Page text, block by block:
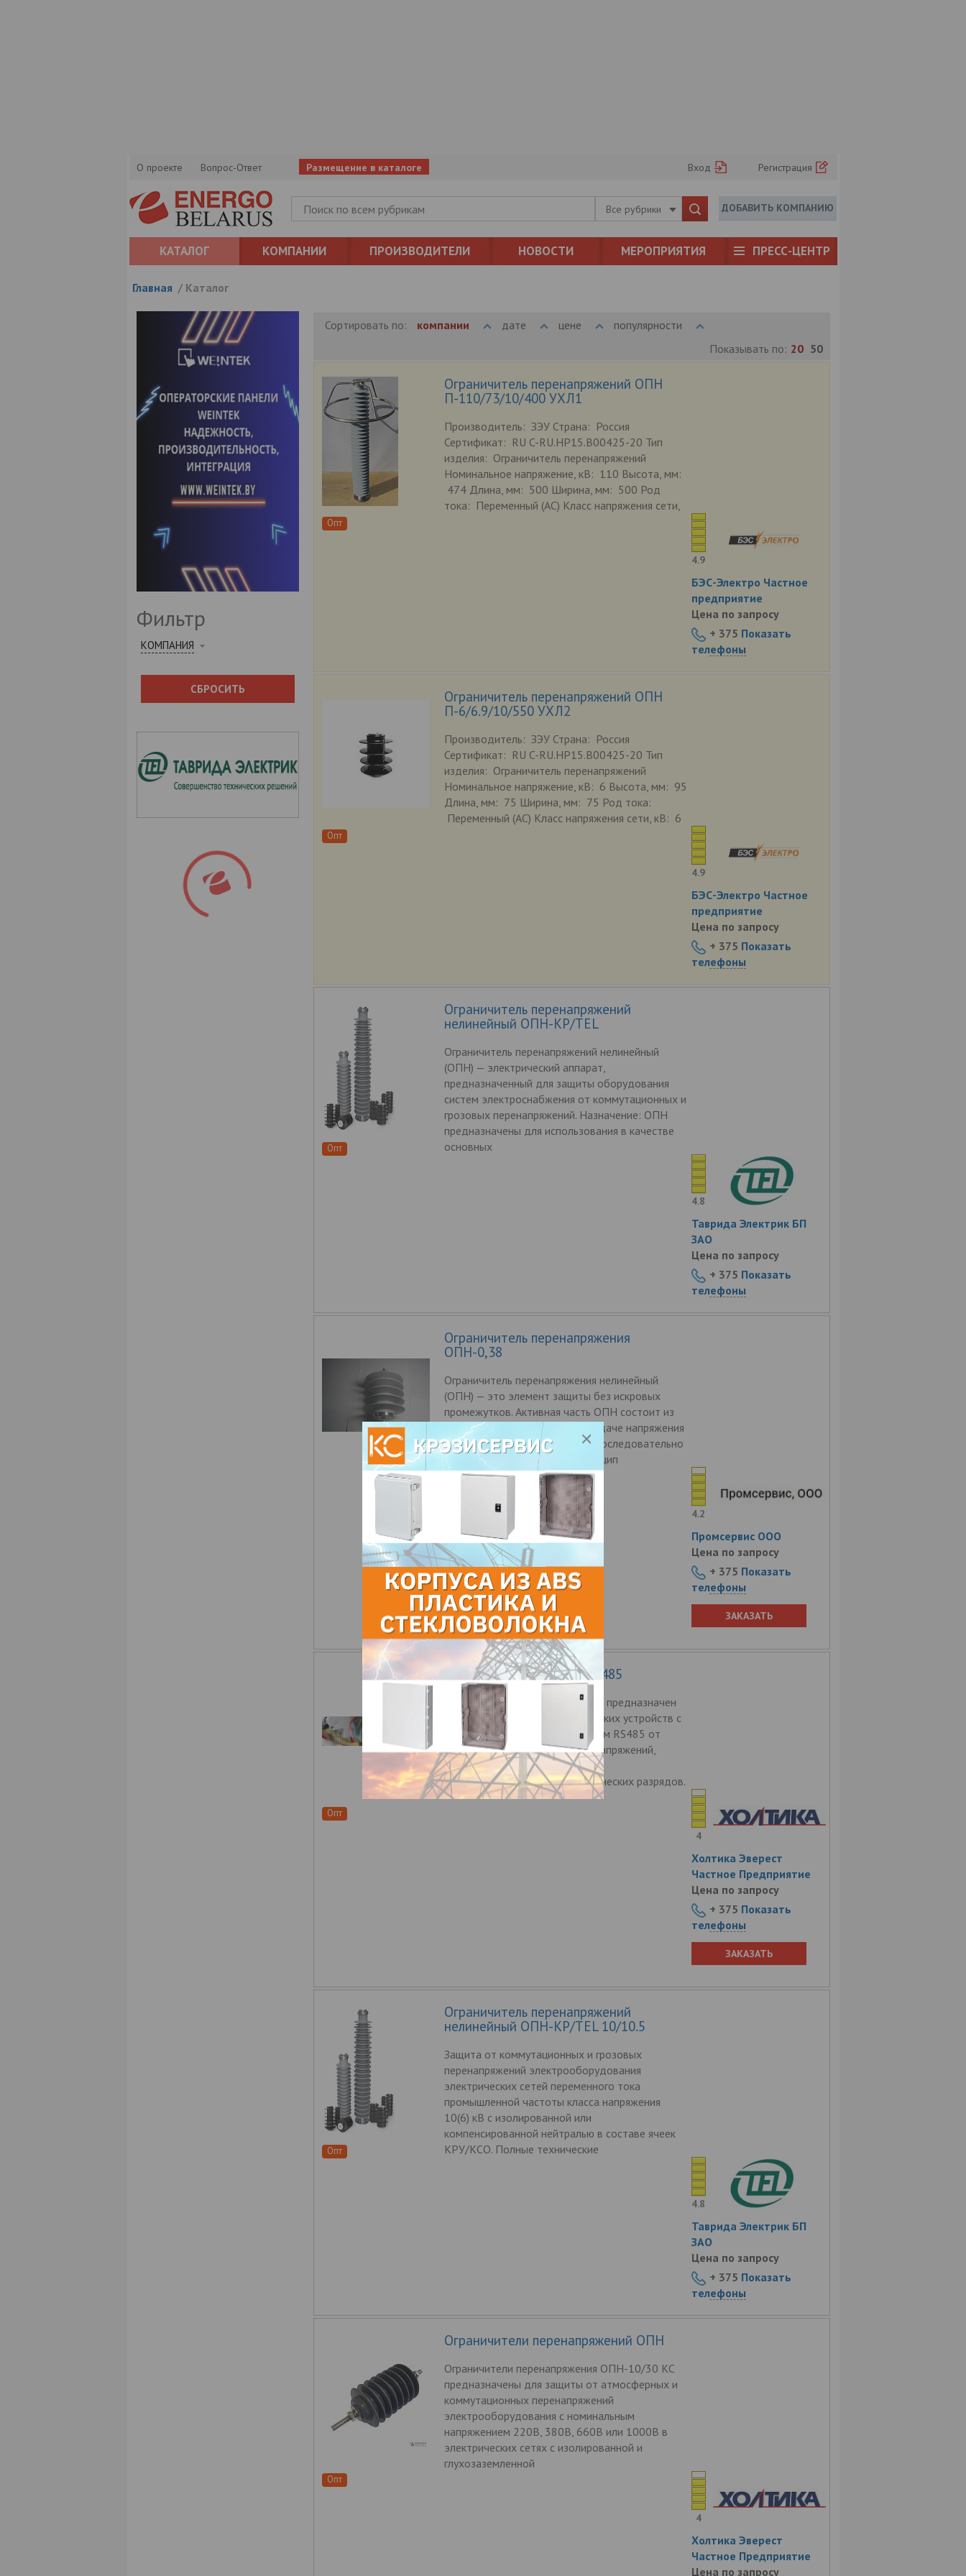
О проекте Вопрос-Ответ Размещение в каталоге Вход Регистрация
Все рубрики ДОБАВИТЬ КОМПАНИЮ
КАТАЛОГ КОМПАНИИ ПРОИЗВОДИТЕЛИ НОВОСТИ МЕРОПРИЯТИЯ ПРЕСС-ЦЕНТР
Главная / Каталог
Сортировать по: компании дате цене
популярности
Показывать по: 20 50
Фильтр
КОМПАНИЯ
СБРОСИТЬ
Опт
Ограничитель перенапряжений ОПН
П-110/73/10/400 УХЛ1
Производитель: ЗЭУ Страна: Россия
Сертификат: RU C-RU.HP15.B00425-20 Тип
изделия: Ограничитель перенапряжений
Номинальное напряжение, кВ: 110 Высота, мм:
474 Длина, мм: 500 Ширина, мм: 500 Род
тока: Переменный (AC) Класс напряжения сети,
4.9
БЭС-Электро Частное
предприятие
Цена по запросу
+ 375 Показать
телефоны
Опт
Ограничитель перенапряжений ОПН
П-6/6.9/10/550 УХЛ2
Производитель: ЗЭУ Страна: Россия
Сертификат: RU C-RU.HP15.B00425-20 Тип
изделия: Ограничитель перенапряжений
Номинальное напряжение, кВ: 6 Высота, мм: 95
Длина, мм: 75 Ширина, мм: 75 Род тока:
Переменный (AC) Класс напряжения сети, кВ: 6
4.9
БЭС-Электро Частное
предприятие
Цена по запросу
+ 375 Показать
телефоны
Опт
Ограничитель перенапряжений
нелинейный ОПН-КР/TEL
Ограничитель перенапряжений нелинейный
(ОПН) — электрический аппарат,
предназначенный для защиты оборудования
систем электроснабжения от коммутационных и
грозовых перенапряжений. Назначение: ОПН
предназначены для использования в качестве
основных
4.8
Таврида Электрик БП
ЗАО
Цена по запросу
+ 375 Показать
телефоны
Ограничитель перенапряжения
ОПН-0,38
Ограничитель перенапряжения нелинейный
(ОПН) — это элемент защиты без искровых
промежутков. Активная часть ОПН состоит из
легированного металла, при подаче напряжения
он ведет себя как множество последовательно
соединенных варисторов. Принцип
4.2
Промсервис ООО
Цена по запросу
+ 375 Показать
телефоны
ЗАКАЗАТЬ
Опт
Модуль грозозащиты МГ-485
Модуль грозозащиты «МГ-485» предназначен
для защиты одного или нескольких устройств с
последовательным интерфейсом RS485 от
воздействия импульсных перенапряжений,
возникающих при воздействии
электромагнитных и/ или статических разрядов.
4
Холтика Эверест
Частное Предприятие
Цена по запросу
+ 375 Показать
телефоны
ЗАКАЗАТЬ
Опт
Ограничитель перенапряжений
нелинейный ОПН-КР/TEL 10/10.5
Защита от коммутационных и грозовых
перенапряжений электрооборудования
электрических сетей переменного тока
промышленной частоты класса напряжения
10(6) кВ с изолированной или
компенсированной нейтралью в составе ячеек
КРУ/КСО. Полные технические
4.8
Таврида Электрик БП
ЗАО
Цена по запросу
+ 375 Показать
телефоны
Опт
Ограничители перенапряжений ОПН
Ограничители перенапряжения ОПН-10/30 КС
предназначены для защиты от атмосферных и
коммутационных перенапряжений
электрооборудования с номинальным
напряжением 220В, 380В, 660В или 1000В в
электрических сетях с изолированной и
глухозаземленной
4
Холтика Эверест
Частное Предприятие
Цена по запросу